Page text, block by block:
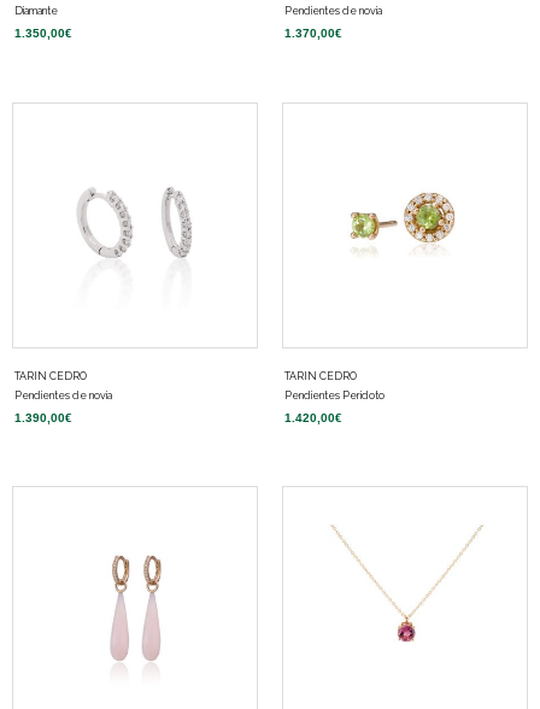
Diamante
1.350,00€
Pendientes de novia
1.370,00€
TARIN CEDRO
Pendientes de novia
1.390,00€
TARIN CEDRO
Pendientes Peridoto
1.420,00€